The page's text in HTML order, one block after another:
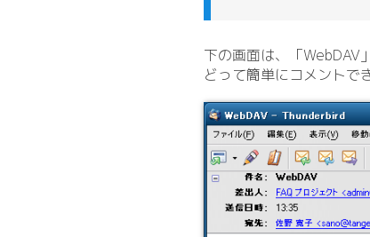
下の画面は、「WebDAV
どって簡単にコメントで